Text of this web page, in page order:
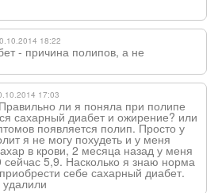
18:22
- причина полипов, а не
17:03
ли я поняла при полипе
сахарный диабет и ожирение? или
появляется полип. Просто у
я не могу похудеть и у меня
в крови, 2 месяца назад у меня
5,9. Насколько я знаю норма
себе сахарный диабет.